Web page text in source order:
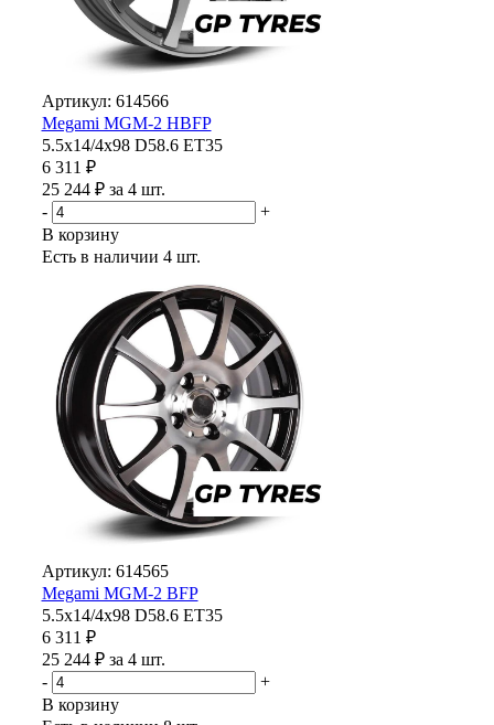
Артикул: 614566
Megami MGM-2 HBFP
5.5x14/4x98 D58.6 ET35
6 311 ₽
25 244 ₽ за 4 шт.
-
+
В корзину
Есть в наличии 4 шт.
Артикул: 614565
Megami MGM-2 BFP
5.5x14/4x98 D58.6 ET35
6 311 ₽
25 244 ₽ за 4 шт.
-
+
В корзину